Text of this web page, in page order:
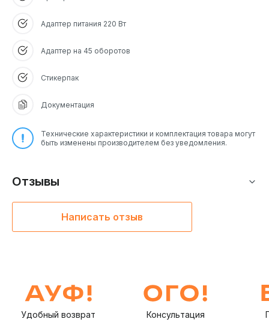
Адаптер питания 220 Вт
Адаптер на 45 оборотов
Стикерпак
Документация
Технические характеристики и комплектация товара могут
быть изменены производителем без уведомления.
Отзывы
Написать отзыв
Удобный возврат
Консультация